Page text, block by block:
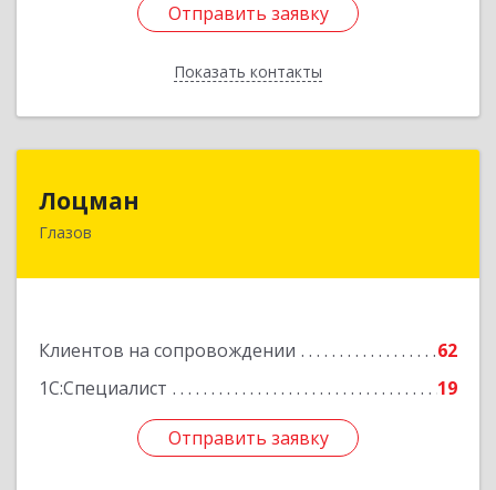
Отправить заявку
Показать контакты
Отправить заявку
Назад
Лоцман
Глазов
Клиентов на сопровождении
62
1С:Специалист
19
Отправить заявку
427620, Удмуртская Респ, Глазов г, Сибирская
Отправить заявку